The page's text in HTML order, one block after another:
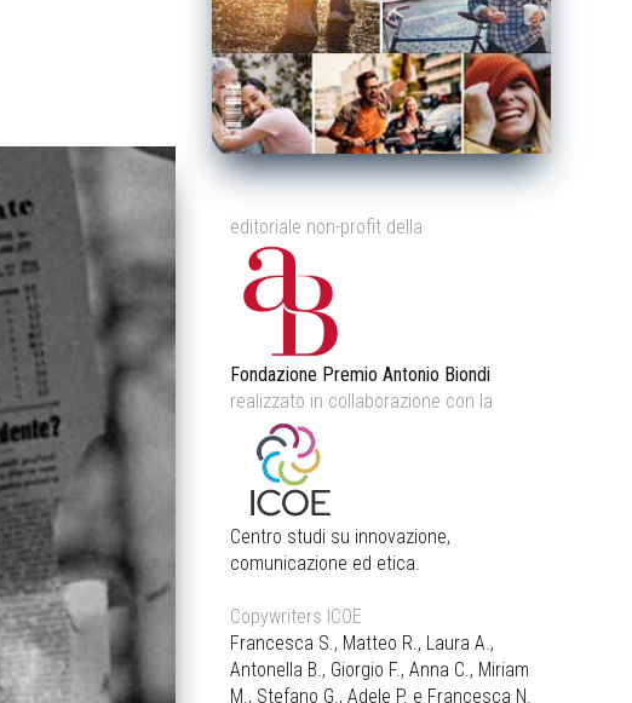
editoriale non-profit della
Fondazione Premio Antonio Biondi
realizzato in collaborazione con la
Centro studi su innovazione,
comunicazione ed etica.
Copywriters ICOE
Francesca S., Matteo R., Laura A.,
Antonella B., Giorgio F., Anna C., Miriam
M., Stefano G., Adele P. e Francesca N.